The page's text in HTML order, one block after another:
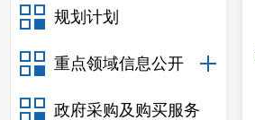
规划计划
重点领域信息公开
政府采购及购买服务